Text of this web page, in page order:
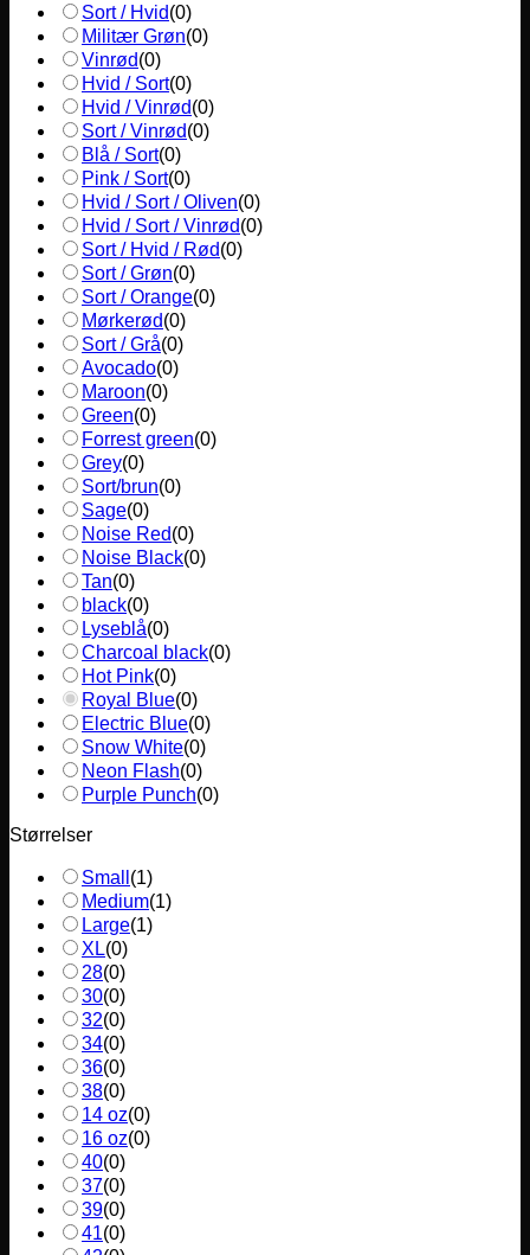
Sort / Hvid(0)
Militær Grøn(0)
Vinrød(0)
Hvid / Sort(0)
Hvid / Vinrød(0)
Sort / Vinrød(0)
Blå / Sort(0)
Pink / Sort(0)
Hvid / Sort / Oliven(0)
Hvid / Sort / Vinrød(0)
Sort / Hvid / Rød(0)
Sort / Grøn(0)
Sort / Orange(0)
Mørkerød(0)
Sort / Grå(0)
Avocado(0)
Maroon(0)
Green(0)
Forrest green(0)
Grey(0)
Sort/brun(0)
Sage(0)
Noise Red(0)
Noise Black(0)
Tan(0)
black(0)
Lyseblå(0)
Charcoal black(0)
Hot Pink(0)
Royal Blue(0)
Electric Blue(0)
Snow White(0)
Neon Flash(0)
Purple Punch(0)
Størrelser
Small (1)
Medium(1)
Large(1)
XL(0)
28(0)
30(0)
32(0)
34(0)
36(0)
38(0)
14 oz(0)
16 oz(0)
40(0)
37(0)
39(0)
41(0)